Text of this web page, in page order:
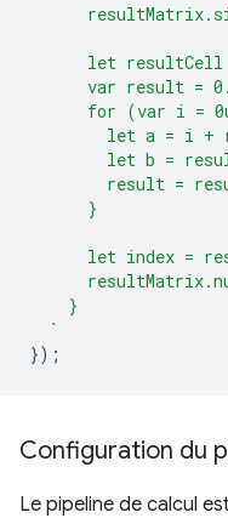
let
var result =
for (var i =
let a = i +
let b =
result =
      }
let index =
    }
  `
});
Configuration du
Le pipeline de calcul